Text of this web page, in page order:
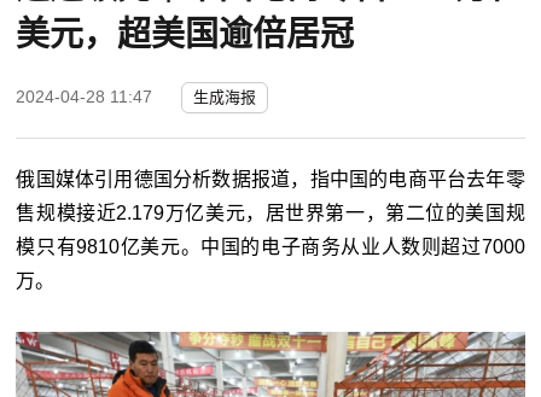
美元，超美国逾倍居冠
2024-04-28 11:47 生成海报
俄国媒体引用德国分析数据报道，指中国的电商平台去年零
售规模接近2.179万亿美元，居世界第一，第二位的美国规
模只有9810亿美元。中国的电子商务从业人数则超过7000
万。